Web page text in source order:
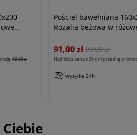
99,99 zł
Pościel bawełniana
Rozalia beżowa w
91,00 zł 99,99 zł
Najniższa cena z 30 dni przed tą
wysyłka 24h